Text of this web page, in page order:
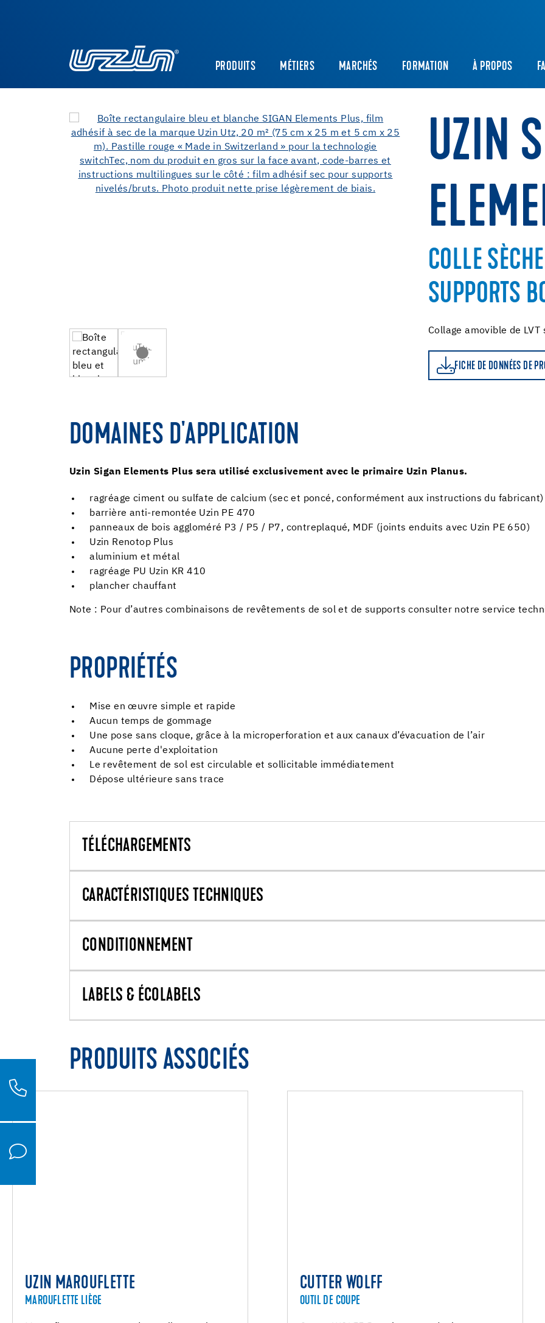
PRODUITS MÉTIERS MARCHÉS FORMATION À PROPOS
UZIN
COLLE
SUPPORTS
Collage amovible de
FICHE DE DONNÉES DE
DOMAINES D'APPLICATION
Uzin Sigan Elements Plus sera utilisé exclusivement avec le primaire Uzin Planus.
ragréage ciment ou sulfate de calcium (sec et poncé, conformément aux instructions du fabricant)
barrière anti-remontée Uzin PE 470
panneaux de bois aggloméré P3 / P5 / P7, contreplaqué, MDF (joints enduits avec Uzin PE 650)
Uzin Renotop Plus
aluminium et métal
ragréage PU Uzin KR 410
plancher chauffant
Note : Pour d’autres combinaisons de revêtements de sol et de supports consulter notre service
PROPRIÉTÉS
Mise en œuvre simple et rapide
Aucun temps de gommage
Une pose sans cloque, grâce à la microperforation et aux canaux d’évacuation de l’air
Aucune perte d'exploitation
Le revêtement de sol est circulable et sollicitable immédiatement
Dépose ultérieure sans trace
TÉLÉCHARGEMENTS
CARACTÉRISTIQUES TECHNIQUES
CONDITIONNEMENT
LABELS & ÉCOLABELS
PRODUITS ASSOCIÉS
UZIN MAROUFLETTE
MAROUFLETTE LIÈGE
CUTTER WOLFF
OUTIL DE COUPE